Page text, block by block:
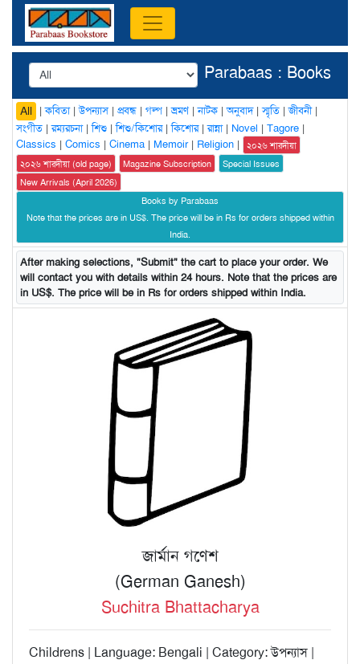
Parabaas : Books
All |কবিতা|উপন্যাস| প্রবন্ধ | গল্প |ভ্রমণ|নাটক |অনুবাদ|স্মৃতি |জীবনী|
সংগীত |রম্যরচনা|শিশু |শিশু/কিশোর|কিশোর|রান্না| Novel | Tagore |
Classics | Comics | Cinema | Memoir| Religion |
২০২৬ শারদীয়া
২০২৬ শারদীয়া (old page)
Magazine Subscription
Special Issues
New Arrivals (April 2026)
Books by Parabaas
Note that the prices are in US$. The price will be in Rs for orders shipped within
India.
After making selections, "Submit" the cart to place your order. We
will contact you with details within 24 hours. Note that the prices are
in US$. The price will be in Rs for orders shipped within India.
জার্মান গণেশ
(German Ganesh)
Suchitra Bhattacharya
Childrens | Language: Bengali | Category: উপন্যাস |